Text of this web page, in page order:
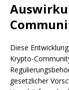
Diese
Krypto-
gesetzlicher